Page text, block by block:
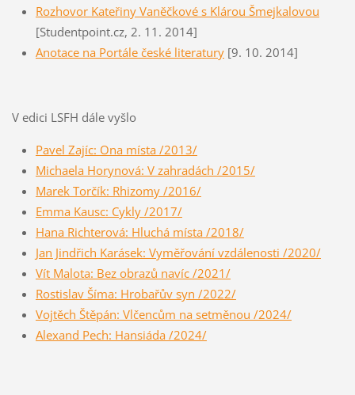
Rozhovor Kateřiny Vaněčkové s Klárou Šmejkalovou
[Studentpoint.cz, 2. 11. 2014]
Anotace na Portále české literatury[9. 10. 2014]
V edici LSFH dále vyšlo
Pavel Zajíc: Ona místa /2013/
Michaela Horynová: V zahradách /2015/
Marek Torčík: Rhizomy /2016/
Emma Kausc: Cykly /2017/
Hana Richterová: Hluchá místa /2018/
Jan Jindřich Karásek: Vyměřování vzdálenosti /2020/
Vít Malota: Bez obrazů navíc /2021/
Rostislav Šíma: Hrobařův syn /2022/
Vojtěch Štěpán: Vlčencům na setměnou /2024/
Alexand Pech: Hansiáda /2024/